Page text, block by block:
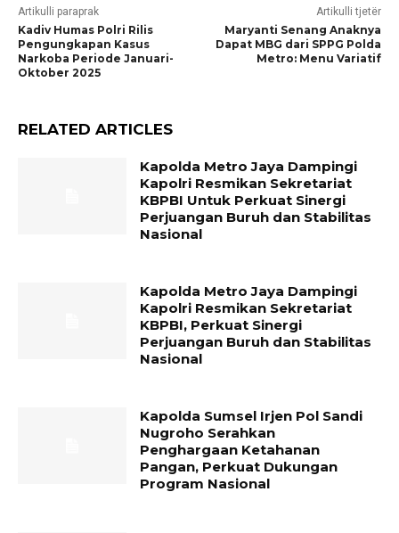
Artikulli paraprak
Kadiv Humas Polri Rilis
Pengungkapan Kasus
Narkoba Periode Januari-
Oktober 2025
Artikulli tjetër
Maryanti Senang Anaknya
Dapat MBG dari SPPG Polda
Metro: Menu Variatif
RELATED ARTICLES
Kapolda Metro Jaya Dampingi
Kapolri Resmikan Sekretariat
KBPBI Untuk Perkuat Sinergi
Perjuangan Buruh dan Stabilitas
Nasional
Kapolda Metro Jaya Dampingi
Kapolri Resmikan Sekretariat
KBPBI, Perkuat Sinergi
Perjuangan Buruh dan Stabilitas
Nasional
Kapolda Sumsel Irjen Pol Sandi
Nugroho Serahkan
Penghargaan Ketahanan
Pangan, Perkuat Dukungan
Program Nasional